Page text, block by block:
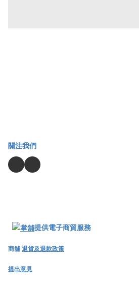
關注我們
提供電子商貿服務
商舖退貨及退款政策
提出意見